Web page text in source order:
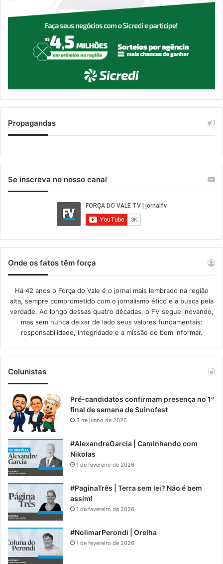
Propagandas
Se inscreva no nosso canal
Onde os fatos têm força
Há 42 anos o Força do Vale é o jornal mais lembrado na região
alta, sempre comprometido com o jornalismo ético e a busca pela
verdade. Ao longo dessas quatro décadas, o FV segue inovando,
mas sem nunca deixar de lado seus valores fundamentais:
responsabilidade, integridade e a missão de bem informar.​
Colunistas
Pré-candidatos confirmam presença no 1º
final de semana de Suinofest
3 de junho de 2026
#AlexandreGarcia | Caminhando com
Nikolas
1 de fevereiro de 2026
#PaginaTrês | Terra sem lei? Não é bem
assim!
1 de fevereiro de 2026
#NolimarPerondi | Orelha
1 de fevereiro de 2026